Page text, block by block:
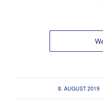
8. AUGUST 2019
/